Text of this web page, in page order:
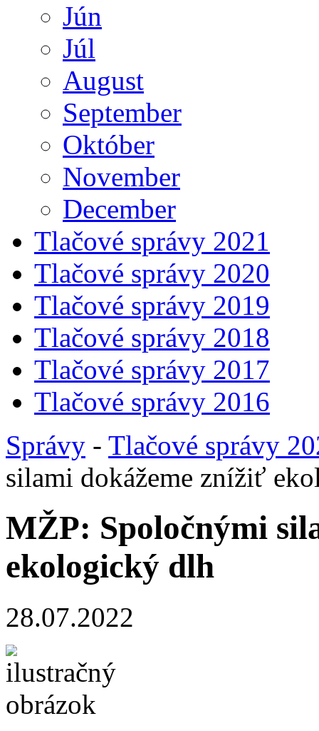
Jún
Júl
August
September
Október
November
December
Tlačové správy 2021
Tlačové správy 2020
Tlačové správy 2019
Tlačové správy 2018
Tlačové správy 2017
Tlačové správy 2016
Správy - Tlačové správy
silami dokážeme znížiť
MŽP: Spoločnými
ekologický dlh
28.07.2022